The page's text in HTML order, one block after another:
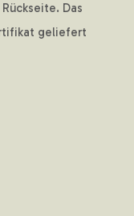
Das
geliefert